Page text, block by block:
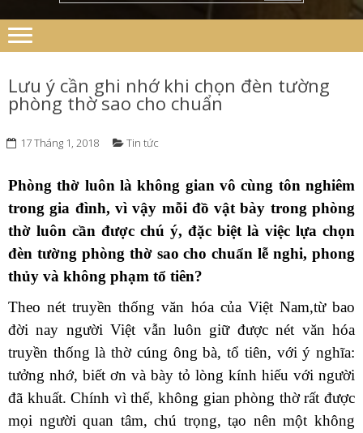
Lưu ý cần ghi nhớ khi chọn đèn tường
phòng thờ sao cho chuẩn
17 Tháng 1, 2018 Tin tức
Phòng thờ luôn là không gian vô cùng tôn nghiêm
trong gia đình, vì vậy mỗi đồ vật bày trong phòng
thờ luôn cần được chú ý, đặc biệt là việc lựa chọn
đèn tường phòng thờ sao cho chuẩn lễ nghi, phong
thủy và không phạm tổ tiên?
Theo nét truyền thống văn hóa của Việt Nam,từ bao
đời nay người Việt vẫn luôn giữ được nét văn hóa
truyền thống là thờ cúng ông bà, tổ tiên, với ý nghĩa:
tưởng nhớ, biết ơn và bày tỏ lòng kính hiếu với người
đã khuất. Chính vì thế, không gian phòng thờ rất được
mọi người quan tâm, chú trọng, tạo nên một không